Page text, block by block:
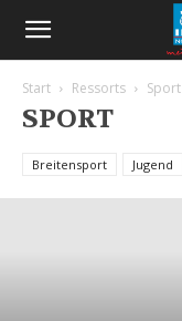
Start Ressorts Sport
SPORT
Breitensport Jugend